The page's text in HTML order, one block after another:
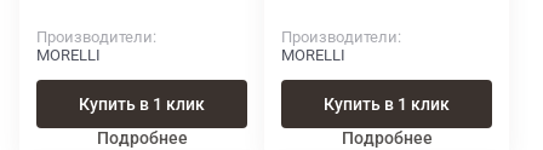
Производители
MORELLI
Купить в 1 клик
Подробнее
Производители
MORELLI
Купить в 1 клик
Подробнее